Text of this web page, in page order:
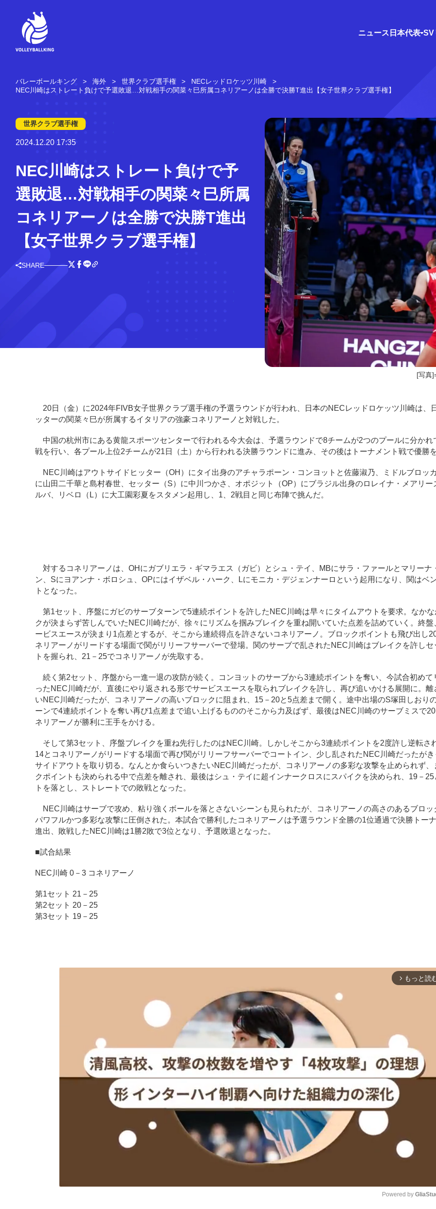
ニュース 日本代表 SV
バレーボールキング 海外 世界クラブ選手権
NECレッドロケッツ川崎
NEC川崎はストレート負けで予選敗退…対戦相手の関菜々巳所属コネリアーノは全勝で決勝T進出【女子世界クラブ選手権】
世界クラブ選手権
2024.12.20 17:35
NEC川崎はストレート負けで予
選敗退…対戦相手の関菜々巳所属
コネリアーノは全勝で決勝T進出
【女子世界クラブ選手権】
SHARE
[写真
20日（金）に2024年FIVB女子世界クラブ選手権の予選ラウンドが行われ、日本のNECレッドロケッツ川崎は、
ッターの関菜々巳が所属するイタリアの強豪コネリアーノと対戦した。
中国の杭州市にある黄龍スポーツセンターで行われる今大会は、予選ラウンドで8チームが2つのプールに分かれ
戦を行い、各プール上位2チームが21日（土）から行われる決勝ラウンドに進み、その後はトーナメント戦で優勝
NEC川崎はアウトサイドヒッター（OH）にタイ出身のアチャラポーン・コンヨットと佐藤淑乃、ミドルブロッ
に山田二千華と島村春世、セッター（S）に中川つかさ、オポジット（OP）にブラジル出身のロレイナ・メアリー
ルバ、リベロ（L）に大工園彩夏をスタメン起用し、1、2戦目と同じ布陣で挑んだ。
対するコネリアーノは、OHにガブリエラ・ギマラエス（ガビ）とシュ・テイ、MBにサラ・ファールとマリーナ
ン、Sにヨアンナ・ボロシュ、OPにはイザベル・ハーク、Lにモニカ・デジェンナーロという起用になり、関はベ
トとなった。
第1セット、序盤にガビのサーブターンで5連続ポイントを許したNEC川崎は早々にタイムアウトを要求。なか
クが決まらず苦しんでいたNEC川崎だが、徐々にリズムを掴みブレイクを重ね開いていた点差を詰めていく。終盤
ービスエースが決まり1点差とするが、そこから連続得点を許さないコネリアーノ。ブロックポイントも飛び出し
ネリアーノがリードする場面で関がリリーフサーバーで登場。関のサーブで乱されたNEC川崎はブレイクを許しセ
トを握られ、21－25でコネリアーノが先取する。
続く第2セット、序盤から一進一退の攻防が続く。コンヨットのサーブから3連続ポイントを奪い、今試合初めて
ったNEC川崎だが、直後にやり返される形でサービスエースを取られブレイクを許し、再び追いかける展開に。離
いNEC川崎だったが、コネリアーノの高いブロックに阻まれ、15－20と5点差まで開く。途中出場のS塚田しおり
ーンで4連続ポイントを奪い再び1点差まで追い上げるもののそこから力及ばず、最後はNEC川崎のサーブミスで
ネリアーノが勝利に王手をかける。
そして第3セット、序盤ブレイクを重ね先行したのはNEC川崎。しかしそこから3連続ポイントを2度許し逆転さ
14とコネリアーノがリードする場面で再び関がリリーフサーバーでコートイン、少し乱されたNEC川崎だったが
サイドアウトを取り切る。なんとか食らいつきたいNEC川崎だったが、コネリアーノの多彩な攻撃を止められず、
クポイントも決められる中で点差を離され、最後はシュ・テイに超インナークロスにスパイクを決められ、19－
トを落とし、ストレートでの敗戦となった。
NEC川崎はサーブで攻め、粘り強くボールを落とさないシーンも見られたが、コネリアーノの高さのあるブロッ
パワフルかつ多彩な攻撃に圧倒された。本試合で勝利したコネリアーノは予選ラウンド全勝の1位通過で決勝トー
進出、敗戦したNEC川崎は1勝2敗で3位となり、予選敗退となった。
■試合結果
NEC川崎 0－3 コネリアーノ
第1セット 21－25
第2セット 20－25
第3セット 19－25
arrow_forward_ios もっと読
Powered by